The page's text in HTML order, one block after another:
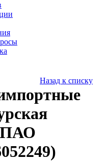
Назад к списку